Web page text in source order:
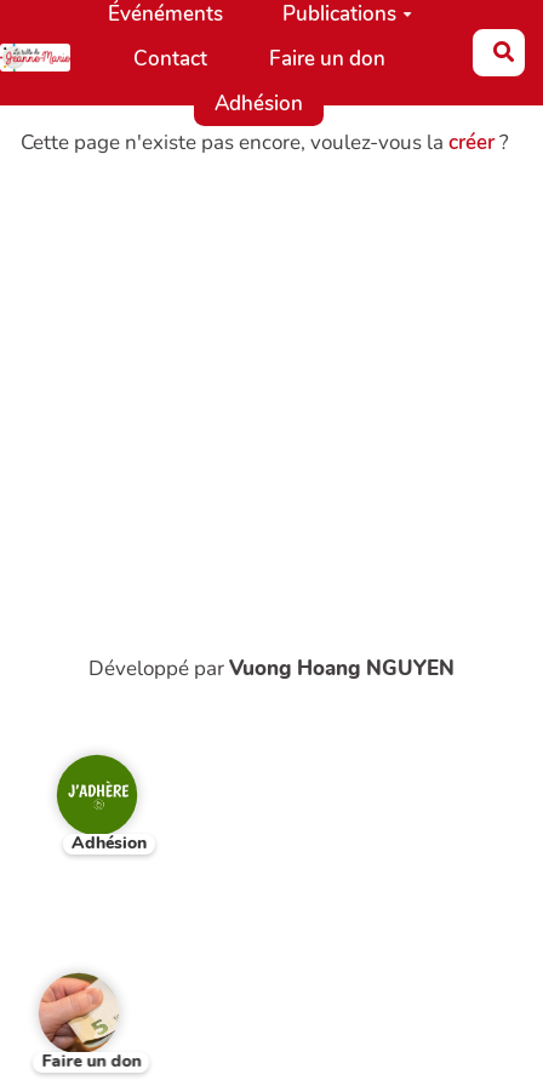
Aller au contenu principal
Événéments
Publications
Contact
Faire un don
Adhésion
Cette page n'existe pas encore, voulez-vous la créer?
Développé parVuong Hoang NGUYEN
Adhésion
Faire un don